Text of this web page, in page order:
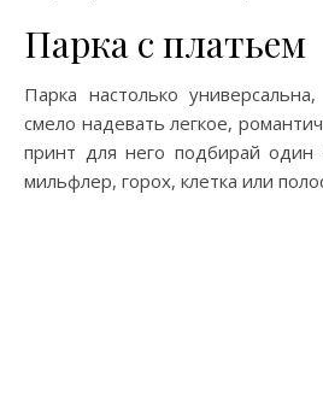
Парка с платьем
Парка настолько
смело надевать легкое,
принт для него подбирай один
мильфлер, горох, клетка или